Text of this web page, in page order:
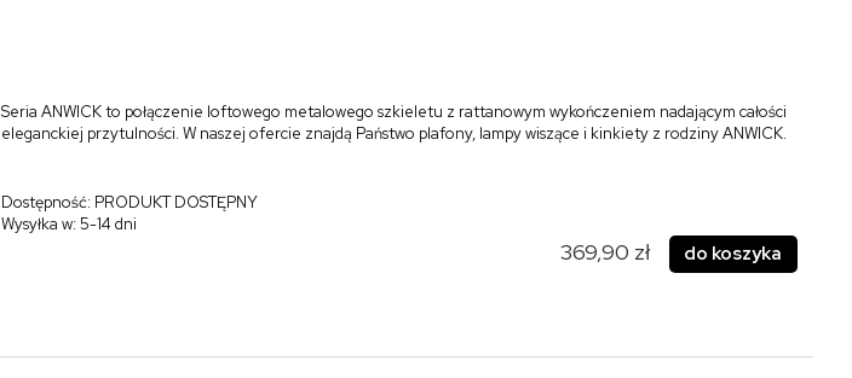
Seria ANWICK to połączenie loftowego metalowego szkieletu z rattanowym wykończeniem nadającym całości
eleganckiej przytulności. W naszej ofercie znajdą Państwo plafony, lampy wiszące i kinkiety z rodziny ANWICK.
Dostępność: PRODUKT DOSTĘPNY
Wysyłka w:5-14 dni
369,90 zł do koszyka